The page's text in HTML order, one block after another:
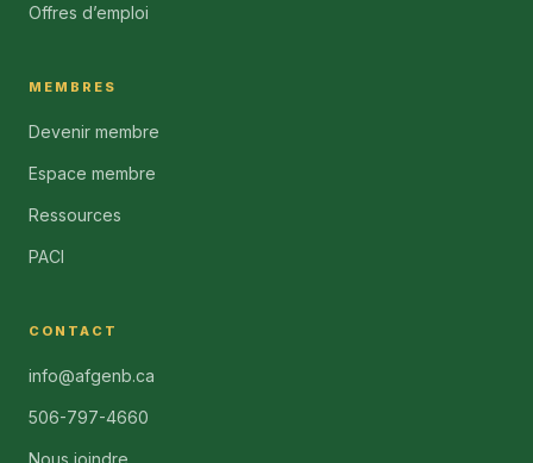
Offres d’emploi
MEMBRES
Devenir membre
Espace membre
Ressources
PACI
CONTACT
info@afgenb.ca
506-797-4660
Nous joindre